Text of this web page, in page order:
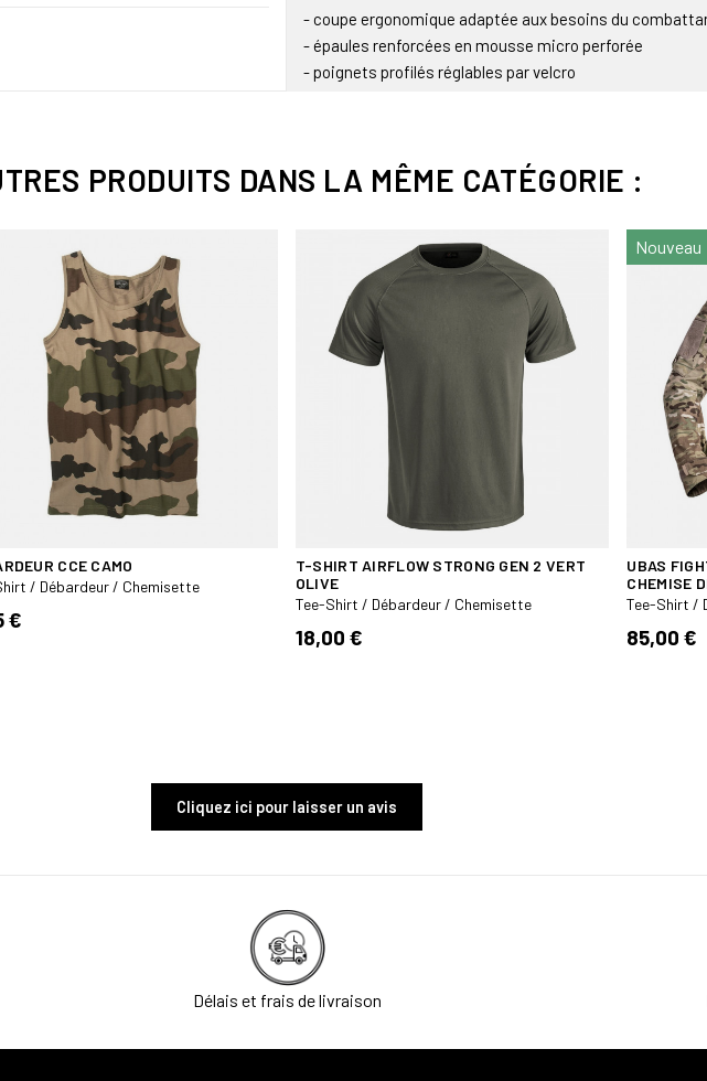
- coupe ergonomique adaptée aux besoins du
- épaules renforcées en mousse micro perforée
- poignets profilés réglables par velcro
- velcro avec emplacement stylo renforcé
TECHNICITÉ
traitements matière (TEFLON, IR-PROTECT) dédiés
COMPOSITION :
- 80% coton 20% polyester 210 g
- Tissu certifié Oeko-Tex Standard 100
PRODUITS DANS LA MÊME CATÉGORIE :
CCE CAMO
/ Débardeur / Chemisette
€
T-SHIRT AIRFLOW STRONG GEN 2 VERT
OLIVE
Tee-Shirt / Débardeur / Chemisette
18,00 €
Nouveau
UBAS
CHEMISE
Tee-Shirt /
85,00 €
Cliquez ici pour laisser un avis
Délais et frais de livraison